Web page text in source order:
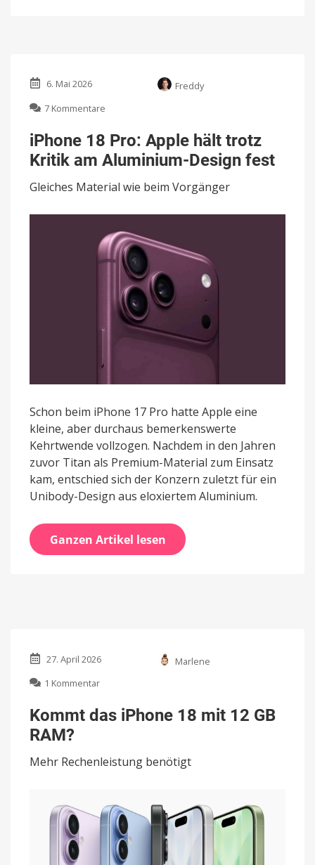
6. Mai 2026
Freddy
7 Kommentare
18
Pro:
Apple
trotz
am
Aluminium-
Design
fest
iPhone 18 Pro: Apple hält trotz
Kritik am Aluminium-Design fest
Gleiches Material wie beim Vorgänger
Schon beim iPhone 17 Pro hatte Apple eine
kleine, aber durchaus bemerkenswerte
Kehrtwende vollzogen. Nachdem in den Jahren
zuvor Titan als Premium-Material zum Einsatz
kam, entschied sich der Konzern zuletzt für ein
Unibody-Design aus eloxiertem Aluminium.
Ganzen Artikel lesen
27. April 2026
Marlene
1 Kommentar
das
iPhone
12
Kommt das iPhone 18 mit 12 GB
RAM?
Mehr Rechenleistung benötigt